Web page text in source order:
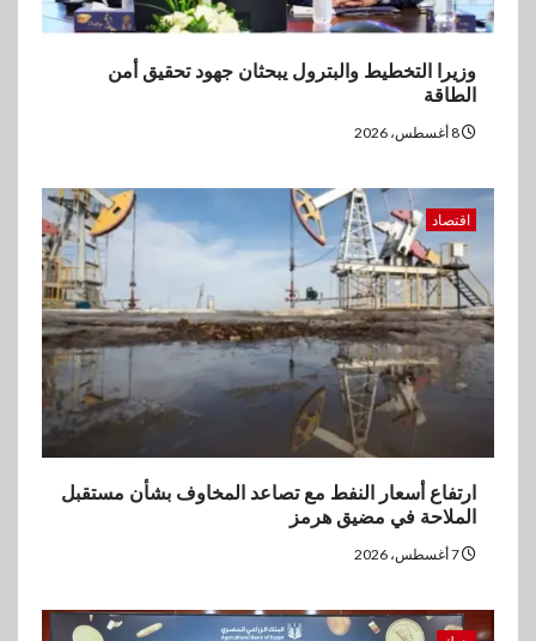
وزيرا التخطيط والبترول يبحثان جهود تحقيق أمن
الطاقة
اقتصاد
ارتفاع أسعار النفط مع تصاعد المخاوف بشأن مستقبل
الملاحة في مضيق هرمز